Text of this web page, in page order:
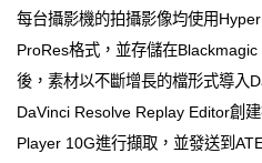
每台攝影機的拍攝影像均使用
ProRes格式，並存儲在
後，素材以不斷增長的檔形式導入
DaVinci Resolve Replay Editor創
Player 10G進行擷取，並發送到